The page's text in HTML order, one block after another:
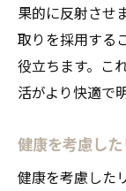
果的に反射させ
取りを採用する
役立ちます。こ
活がより快適で
健康を考慮し
健康を考慮した